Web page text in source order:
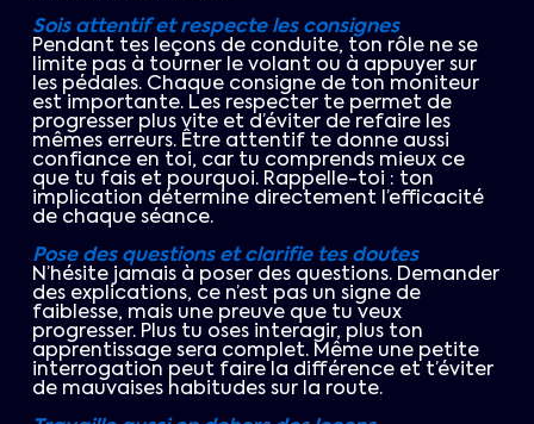
Sois attentif et respecte les consignes
Pendant tes leçons de conduite, ton rôle ne se
limite pas à tourner le volant ou à appuyer sur
les pédales. Chaque consigne de ton moniteur
est importante. Les respecter te permet de
progresser plus vite et d’éviter de refaire les
mêmes erreurs. Être attentif te donne aussi
confiance en toi, car tu comprends mieux ce
que tu fais et pourquoi. Rappelle-toi : ton
implication détermine directement l’efficacité
de chaque séance.
Pose des questions et clarifie tes doutes
N’hésite jamais à poser des questions. Demander
des explications, ce n’est pas un signe de
faiblesse, mais une preuve que tu veux
progresser. Plus tu oses interagir, plus ton
apprentissage sera complet. Même une petite
interrogation peut faire la différence et t’éviter
de mauvaises habitudes sur la route.